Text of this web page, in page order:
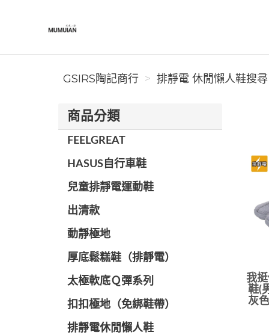
GSIRS陶記商行
GSIRS陶記商行
排靜電 休閒懶人鞋搜尋
商品分類
FEELGREAT
HASUS自行車鞋
兒童排靜電運動鞋
出清款
動靜極地
厚底鬆糕鞋（排靜電）
太極軟底Ｑ彈系列
扣扣極地（免綁鞋帶）
排靜電休閒懶人鞋
我
鞋(
灰